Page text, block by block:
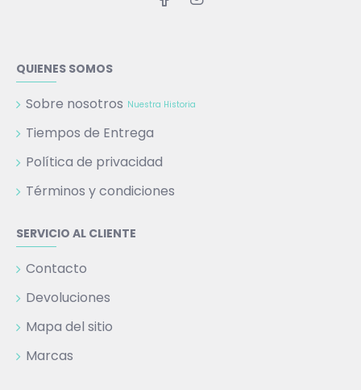
QUIENES SOMOS
Sobre nosotros Nuestra Historia
Tiempos de Entrega
Política de privacidad
Términos y condiciones
SERVICIO AL CLIENTE
Contacto
Devoluciones
Mapa del sitio
Marcas